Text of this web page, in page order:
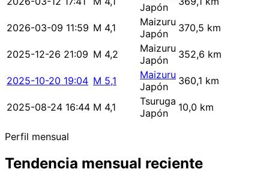
Japón
2026-03-09 11:59 M 4,1
Maizuru
Japón
370,5 km
2025-12-26 21:09 M 4,2
Maizuru
Japón
352,6 km
2025-10-20 19:04 M 5,1
Maizuru
Japón
360,1 km
2025-08-24 16:44 M 4,1
Tsuruga
Japón
10,0 km
Perfil mensual
Tendencia mensual reciente